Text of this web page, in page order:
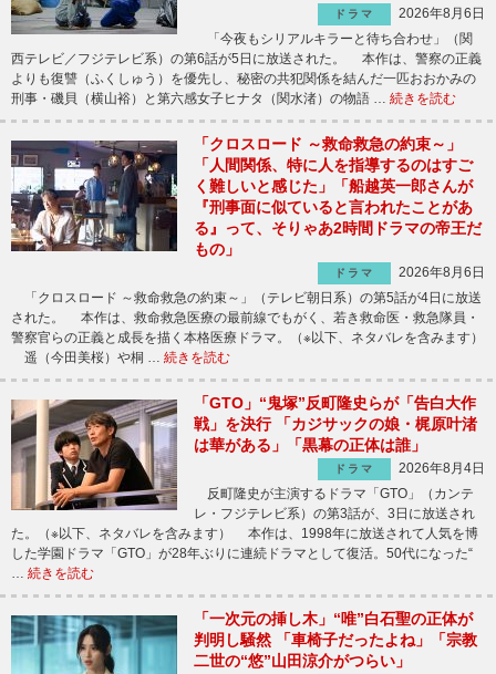
ドラマ
2026年8月6日
「今夜もシリアルキラーと待ち合わせ」（関
西テレビ／フジテレビ系）の第6話が5日に放送された。 本作は、警察の正義
よりも復讐（ふくしゅう）を優先し、秘密の共犯関係を結んだ一匹おおかみの
刑事・磯貝（横山裕）と第六感女子ヒナタ（関水渚）の物語 … 続きを読む
「クロスロード ～救命救急の約束～」
「人間関係、特に人を指導するのはすご
く難しいと感じた」「船越英一郎さんが
『刑事面に似ていると言われたことがあ
る』って、そりゃあ2時間ドラマの帝王だ
もの」
ドラマ
2026年8月6日
「クロスロード ～救命救急の約束～」（テレビ朝日系）の第5話が4日に放送
された。 本作は、救命救急医療の最前線でもがく、若き救命医・救急隊員・
警察官らの正義と成長を描く本格医療ドラマ。（※以下、ネタバレを含みます）
遥（今田美桜）や桐 … 続きを読む
「GTO」“鬼塚”反町隆史らが「告白大作
戦」を決行 「カジサックの娘・梶原叶渚
は華がある」「黒幕の正体は誰」
ドラマ
2026年8月4日
反町隆史が主演するドラマ「GTO」（カンテ
レ・フジテレビ系）の第3話が、3日に放送され
た。（※以下、ネタバレを含みます） 本作は、1998年に放送されて人気を博
した学園ドラマ「GTO」が28年ぶりに連続ドラマとして復活。50代になった“
続きを読む
「一次元の挿し木」“唯”白石聖の正体が
判明し騒然 「車椅子だったよね」「宗教
二世の“悠”山田涼介がつらい」